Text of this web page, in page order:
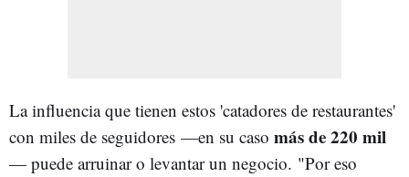
La influencia que tienen estos 'catadores de restaurantes'
con miles de seguidores —en su caso más de 220 mil
— puede arruinar o levantar un negocio. "Por eso